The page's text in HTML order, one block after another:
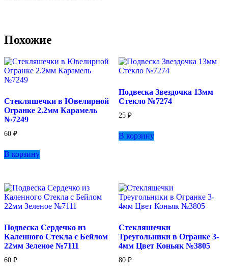
Похожие
Стекляшечки в Ювелирной
Огранке 2.2мм Карамель
№7249
60 ₽
В корзину
Подвеска Звездочка 13мм
Стекло №7274
25 ₽
В корзину
Подвеска Сердечко из
Каленного Стекла с Бейлом
22мм Зеленое №7111
60 ₽
Стекляшечки
Треугольники в Огранке 3-
4мм Цвет Коньяк №3805
80 ₽